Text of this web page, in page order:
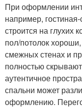
При оформлении
например,
строится на глухих
пол/потолок
смежных стенах и
полностью
аутентичное
спальни может
оформлению.